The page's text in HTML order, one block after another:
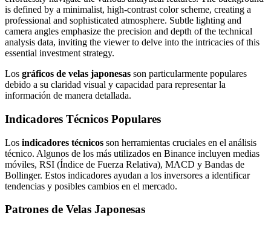
Los gráficos de velas japonesas son particularmente populares
debido a su claridad visual y capacidad para representar la
información de manera detallada.
Indicadores Técnicos Populares
Los indicadores técnicos son herramientas cruciales en el análisis
técnico. Algunos de los más utilizados en Binance incluyen medias
móviles, RSI (Índice de Fuerza Relativa), MACD y Bandas de
Bollinger. Estos indicadores ayudan a los inversores a identificar
tendencias y posibles cambios en el mercado.
Patrones de Velas Japonesas